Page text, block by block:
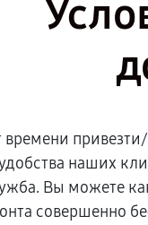
времени
наших
Вы можете
совершенно